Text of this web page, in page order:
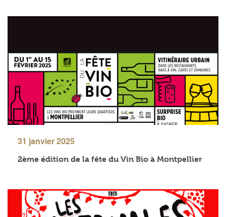
31 janvier 2025
2ème édition de la fête du Vin Bio à Montpellier